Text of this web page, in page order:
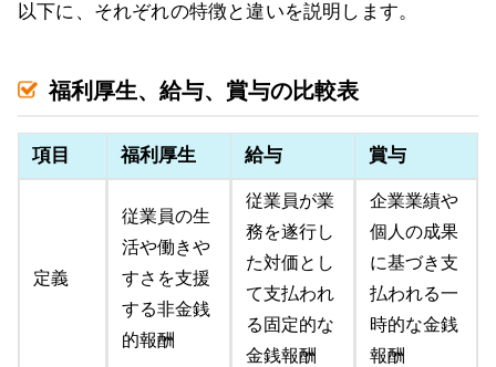
以下に、それぞれの特徴と違いを説明します。
福利厚生、給与、賞与の比較表
項目 福利厚生 給与 賞与
定義
従業員の生
活や働きや
すさを支援
する非金銭
的報酬
従業員が業
務を遂行し
た対価とし
て支払われ
る固定的な
金銭報酬
企業業績や
個人の成果
に基づき支
払われる一
時的な金銭
報酬